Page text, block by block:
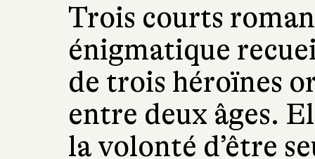
Trois courts
énigmatique
de trois héroïnes
entre deux âges.
la volonté d’être